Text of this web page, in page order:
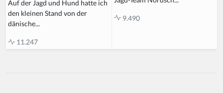
Auf der Jagd und Hund hatte ich
den kleinen Stand von der
dänische...
11.247
9.490